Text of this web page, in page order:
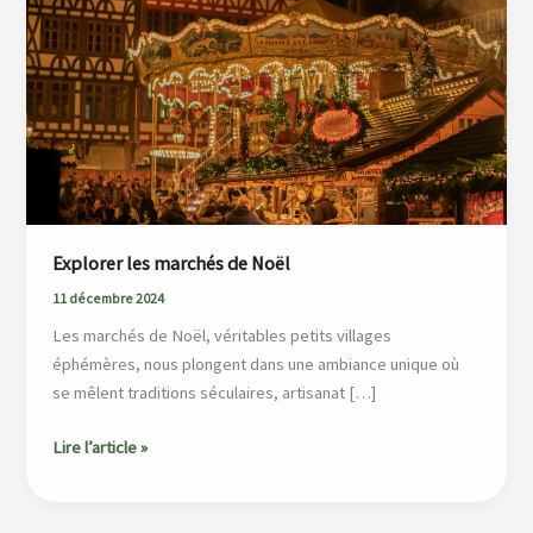
Explorer les marchés de Noël
11 décembre 2024
Les marchés de Noël, véritables petits villages
éphémères, nous plongent dans une ambiance unique où
se mêlent traditions séculaires, artisanat […]
marchés
de
Noël
Lire l’article »